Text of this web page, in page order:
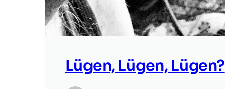
Lügen, Lügen, Lügen?